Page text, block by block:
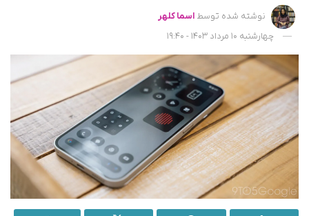
نوشته شده توسط اسما کلهر
چهارشنبه 10 مرداد 1403 - 19:40